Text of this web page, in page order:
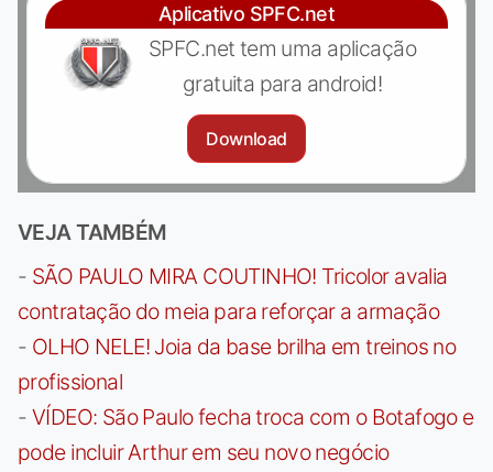
Aplicativo SPFC.net
SPFC.net tem uma aplicação
gratuita para android!
Download
VEJA TAMBÉM
- SÃO PAULO MIRA COUTINHO! Tricolor avalia
contratação do meia para reforçar a armação
- OLHO NELE! Joia da base brilha em treinos no
profissional
- VÍDEO: São Paulo fecha troca com o Botafogo e
pode incluir Arthur em seu novo negócio